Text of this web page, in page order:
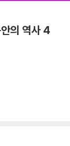
의 역사 4